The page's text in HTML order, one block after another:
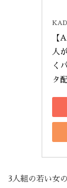
【
人
く
タ
3人組の若い女